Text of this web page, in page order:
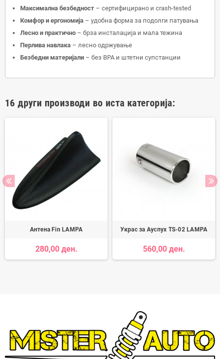
Максимална безбедност – сертифицирано и crash-tested
Комфор и ергономија – удобна форма за подолги патувања
Лесно и практично – брза инсталација и мала тежина
Перлива навлака – лесно одржување
Безбедни материјали – без BPA и штетни супстанции
16 други производи во иста категорија:
Антена Fin LAMPA
280,00 ден.
Украс за Ауспух TS-02 LAMPA
560,00 ден.